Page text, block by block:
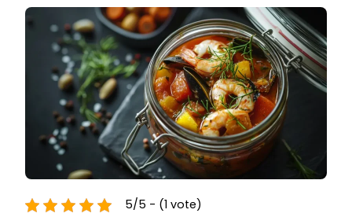
5/5 - (1 vote)